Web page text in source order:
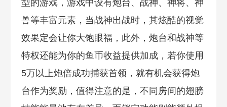
型的游戏，游戏中设有炮台、战神、神将、神
兽等丰富元素，当战神出战时，其炫酷的视觉
效果定会让你大饱眼福，此外，炮台和战神等
特权还能为你的鱼币收益提供加成，若你使用
5万以上炮倍成功捕获首领，就有机会获得炮
台作为奖励，值得注意的是，不同房间的翅膀